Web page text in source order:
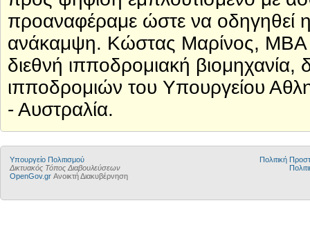
προαναφέραμε ώστε να οδηγηθεί
ανάκαμψη. Κώστας Μαρίνος,
διεθνή ιπποδρομιακή
ιπποδρομιών του Υπουργείου
- Αυστραλία.
Υπουργείο Πολιτισμού
Δικτυακός Τόπος Διαβουλεύσεων
OpenGov.gr Ανοικτή Διακυβέρνηση
Πολιτική